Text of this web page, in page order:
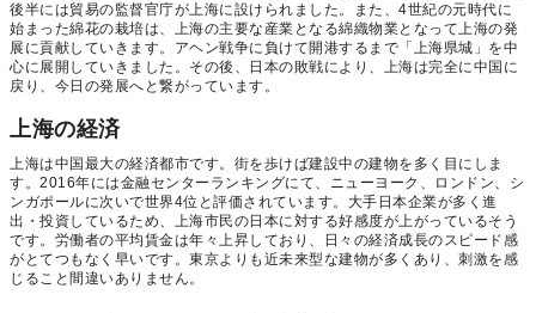
後半には貿易の監督官庁が上海に設けられました。また、4世紀の元時代に
始まった綿花の栽培は、上海の主要な産業となる綿織物業となって上海の発
展に貢献していきます。アヘン戦争に負けて開港するまで「上海県城」を中
心に展開していきました。その後、日本の敗戦により、上海は完全に中国に
戻り、今日の発展へと繋がっています。
上海の経済
上海は中国最大の経済都市です。街を歩けば建設中の建物を多く目にしま
す。2016年には金融センターランキングにて、ニューヨーク、ロンドン、シ
ンガポールに次いで世界4位と評価されています。大手日本企業が多く進
出・投資しているため、上海市民の日本に対する好感度が上がっているそう
です。労働者の平均賃金は年々上昇しており、日々の経済成長のスピード感
がとてつもなく早いです。東京よりも近未来型な建物が多くあり、刺激を感
じること間違いありません。